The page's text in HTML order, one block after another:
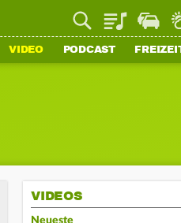
Playlist
VIDEO PODCAST
VIDEOS
Neueste